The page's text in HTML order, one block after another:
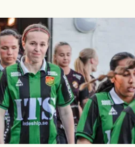
anmäla ditt intresse. Du kan
till någon annan.